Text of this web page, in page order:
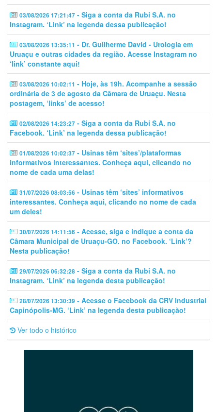
03/08/2026 17:21:47 - Siga a conta da Rubi S.A. no
Instagram. ‘Link’ na legenda dessa publicação!
03/08/2026 13:35:11 - Dr. Guilherme David - Urologia em
Uruaçu e outras cidades da região. Acesse Instagram no
‘link’ constante aqui!
03/08/2026 10:02:11 - Hoje, às 19h. Acompanhe a sessão
ordinária de 3 de agosto da Câmara de Uruaçu. Nesta
postagem, ‘links’ de acesso!
02/08/2026 14:23:27 - Siga a conta da Rubi S.A. no
Facebook. ‘Link’ na legenda dessa publicação!
01/08/2026 10:02:37 - Usinas têm ‘sites’/plataformas
informativos interessantes. Conheça aqui, clicando no
nome de cada uma delas!
31/07/2026 08:03:56 - Usinas têm ‘sites’ informativos
interessantes. Conheça aqui, clicando no nome de cada
um deles!
30/07/2026 14:11:56 - Acesse, siga e indique a conta da
Câmara Municipal de Uruaçu-GO. no Facebook. ‘Link’?
Nesta publicação!
29/07/2026 06:32:28 - Siga a conta da Rubi S.A. no
Instagram. ‘Link’ na legenda desta publicação!
28/07/2026 13:30:39 - Acesse o Facebook da CRV Industrial
Capinópolis-MG. ‘Link’ na legenda desta publicação!
Ver todo o histórico